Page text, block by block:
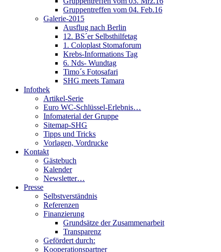
Gruppentreffen vom 04. Feb.16
Galerie-2015
Ausflug nach Berlin
12. BS´er Selbsthilfetag
1. Coloplast Stomaforum
Krebs-Informations Tag
6. Nds- Wundtag
Timo´s Fotosafari
SHG meets Tamara
Infothek
Artikel-Serie
Euro WC-Schlüssel-Erlebnis…
Infomaterial der Gruppe
Sitemap-SHG
Tipps und Tricks
Vorlagen, Vordrucke
Kontakt
Gästebuch
Kalender
Newsletter…
Presse
Selbstverständnis
Referenzen
Finanzierung
Grundsätze der Zusammenarbeit
Transparenz
Gefördert durch:
Kooperationspartner